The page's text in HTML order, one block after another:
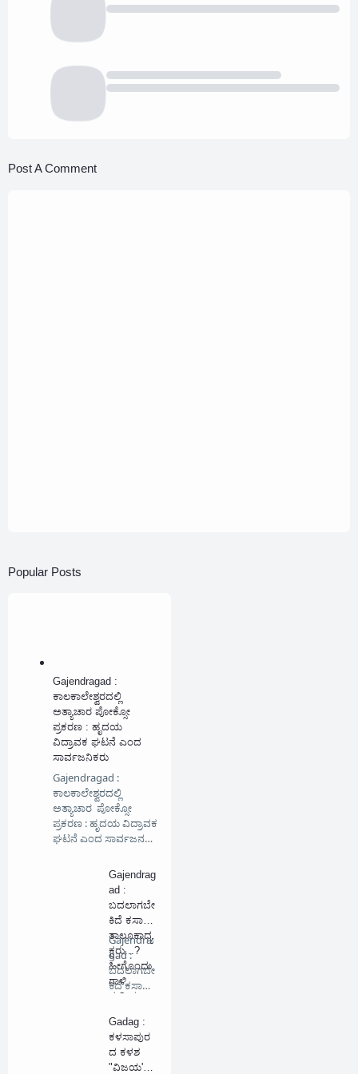
Post A Comment
Popular Posts
Gajendragad :
ಕಾಲಕಾಲೇಶ್ವರದಲ್ಲಿ
ಅತ್ಯಾಚಾರ ಪೋಕ್ಸೋ
ಪ್ರಕರಣ : ಹೃದಯ
ವಿದ್ರಾವಕ ಘಟನೆ ಎಂದ
ಸಾರ್ವಜನಿಕರು
Gajendragad :
ಕಾಲಕಾಲೇಶ್ವರದಲ್ಲಿ
ಅತ್ಯಾಚಾರ ಪೋಕ್ಸೋ
ಪ್ರಕರಣ : ಹೃದಯ ವಿದ್ರಾವಕ
ಘಟನೆ ಎಂದ ಸಾರ್ವಜನ…
Gajendrag
ad :
ಬದಲಾಗಬೇ
ಕಿದೆ ಕಸಾಪ
ತಾಲೂಕಾಧ್ಯ
ಕ್ಷರು...?
ಹೀಗೊಂದು
ಗಾಳಿ
ಸುದ್ದಿಯ
Gajendra
gad :
ಬದಲಾಗಬೇ
ಕಿದೆ ಕಸಾಪ
Gadag :
ಕಳಸಾಪುರ
ದ ಕಳಶ
"ವಿಜಯ'ಲ